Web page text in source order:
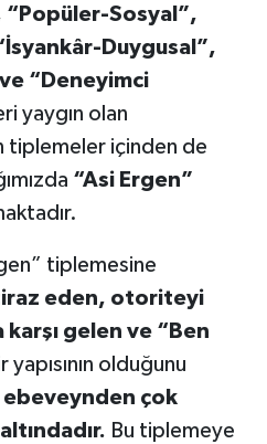
“Popüler-Sosyal”,
Duygusal”,
“Deneyimci
yaygın olan
tiplemeler içinden de
“Asi Ergen”
tiplemesine
eden, otoriteyi
gelen ve “Ben
yapısının olduğunu
ebeveynden çok
Bu tiplemeye